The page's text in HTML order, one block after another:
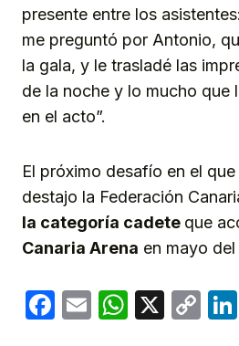
presente entre los
me preguntó por Antonio,
la gala, y le trasladé las
de la noche y lo mucho que
en el acto”.
El próximo desafío en el
destajo la Federación
la categoría cadete que
Canaria Arena en mayo
Facebook
Email X